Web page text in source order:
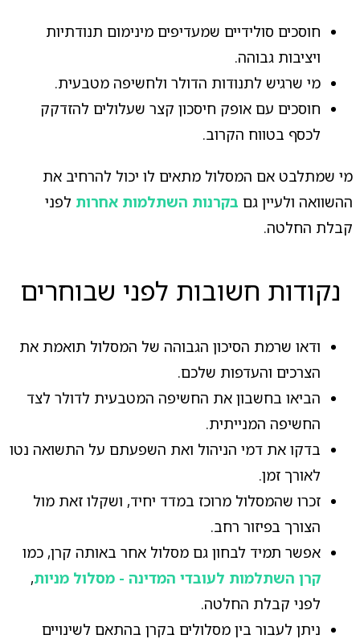
חוסכים סולידיים שמעדיפים מינימום תנודתיות
ויציבות גבוהה.
מי שרגיש לתנודות הדולר ולחשיפה מטבעית.
חוסכים עם אופק חיסכון קצר שעלולים להזדקק
לכסף בטווח הקרוב.
מי שמתלבט אם המסלול מתאים לו יכול להרחיב את
ההשוואה ולעיין גם בקרנות השתלמות אחרות לפני
קבלת החלטה.
נקודות חשובות לפני שבוחרים
ודאו שרמת הסיכון הגבוהה של המסלול תואמת את
הצרכים והעדפות שלכם.
הביאו בחשבון את החשיפה המטבעית לדולר לצד
החשיפה המנייתית.
בדקו את דמי הניהול ואת השפעתם על התשואה נטו
לאורך זמן.
זכרו שהמסלול מרוכז במדד יחיד, ושקלו זאת מול
הצורך בפיזור רחב.
אפשר תמיד לבחון גם מסלול אחר באותה קרן, כמו
קרן השתלמות לעובדי המדינה - מסלול מניות,
לפני קבלת החלטה.
ניתן לעבור בין מסלולים בקרן בהתאם לשינויים